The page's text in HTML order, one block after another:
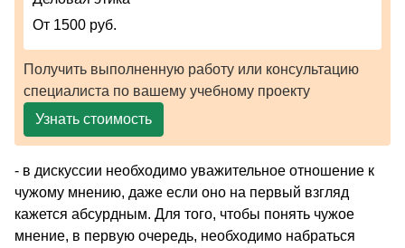
От 1500 руб.
Получить выполненную работу или консультацию
специалиста по вашему учебному проекту
Узнать стоимость
- в дискуссии необходимо уважительное отношение к
чужому мнению, даже если оно на первый взгляд
кажется абсурдным. Для того, чтобы понять чужое
мнение, в первую очередь, необходимо набраться